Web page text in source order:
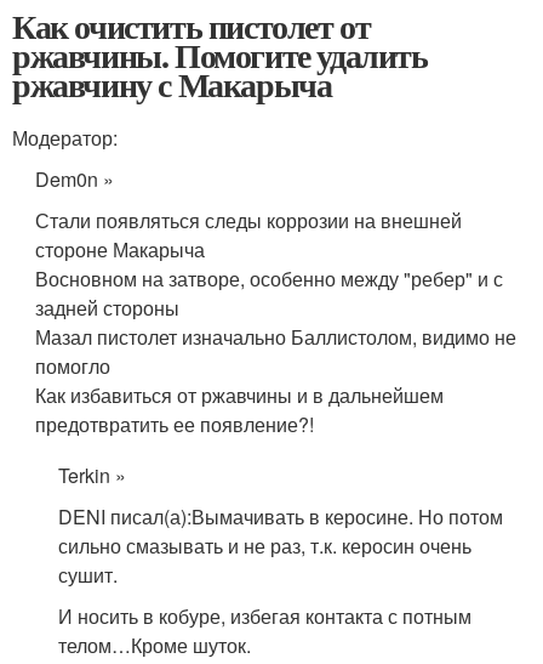
Как очистить пистолет от
ржавчины. Помогите удалить
ржавчину с Макарыча
Модератор:
Dem0n »
Стали появляться следы коррозии на внешней
стороне Макарыча
Восновном на затворе, особенно между "ребер" и с
задней стороны
Мазал пистолет изначально Баллистолом, видимо не
помогло
Как избавиться от ржавчины и в дальнейшем
предотвратить ее появление?!
Terkin »
DENI писал(а):Вымачивать в керосине. Но потом
сильно смазывать и не раз, т.к. керосин очень
сушит.
И носить в кобуре, избегая контакта с потным
телом…Кроме шуток.